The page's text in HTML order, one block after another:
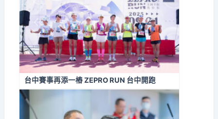
台中賽事再添一樁 ZEPRO RUN 台中開跑